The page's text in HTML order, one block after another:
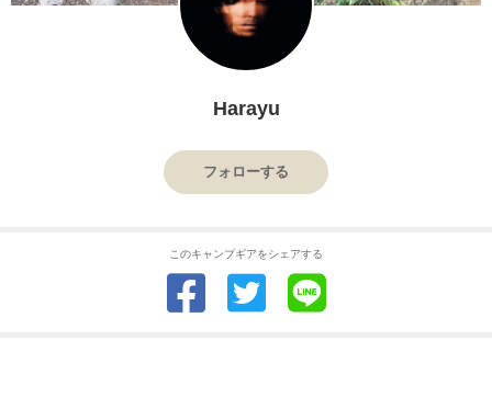
Harayu
フォローする
このキャンプギアをシェアする